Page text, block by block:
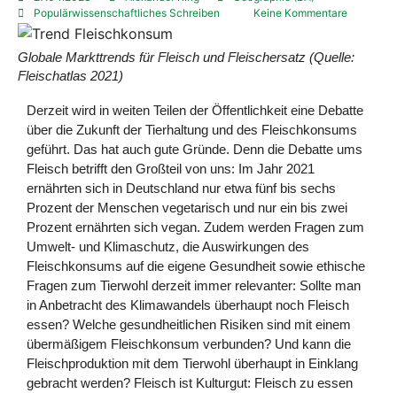
Populärwissenschaftliches Schreiben
Keine Kommentare
Globale Markttrends für Fleisch und Fleischersatz (Quelle:
Fleischatlas 2021)
Derzeit wird in weiten Teilen der Öffentlichkeit eine Debatte
über die Zukunft der Tierhaltung und des Fleischkonsums
geführt. Das hat auch gute Gründe. Denn die Debatte ums
Fleisch betrifft den Großteil von uns: Im Jahr 2021
ernährten sich in Deutschland nur etwa fünf bis sechs
Prozent der Menschen vegetarisch und nur ein bis zwei
Prozent ernährten sich vegan. Zudem werden Fragen zum
Umwelt- und Klimaschutz, die Auswirkungen des
Fleischkonsums auf die eigene Gesundheit sowie ethische
Fragen zum Tierwohl derzeit immer relevanter: Sollte man
in Anbetracht des Klimawandels überhaupt noch Fleisch
essen? Welche gesundheitlichen Risiken sind mit einem
übermäßigem Fleischkonsum verbunden? Und kann die
Fleischproduktion mit dem Tierwohl überhaupt in Einklang
gebracht werden? Fleisch ist Kulturgut: Fleisch zu essen